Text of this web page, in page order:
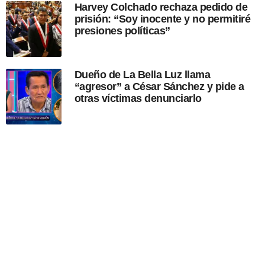
Harvey Colchado rechaza pedido de
prisión: “Soy inocente y no permitiré
presiones políticas”
Dueño de La Bella Luz llama
“agresor” a César Sánchez y pide a
otras víctimas denunciarlo